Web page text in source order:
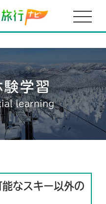
験学習
learning
なスキー以外の